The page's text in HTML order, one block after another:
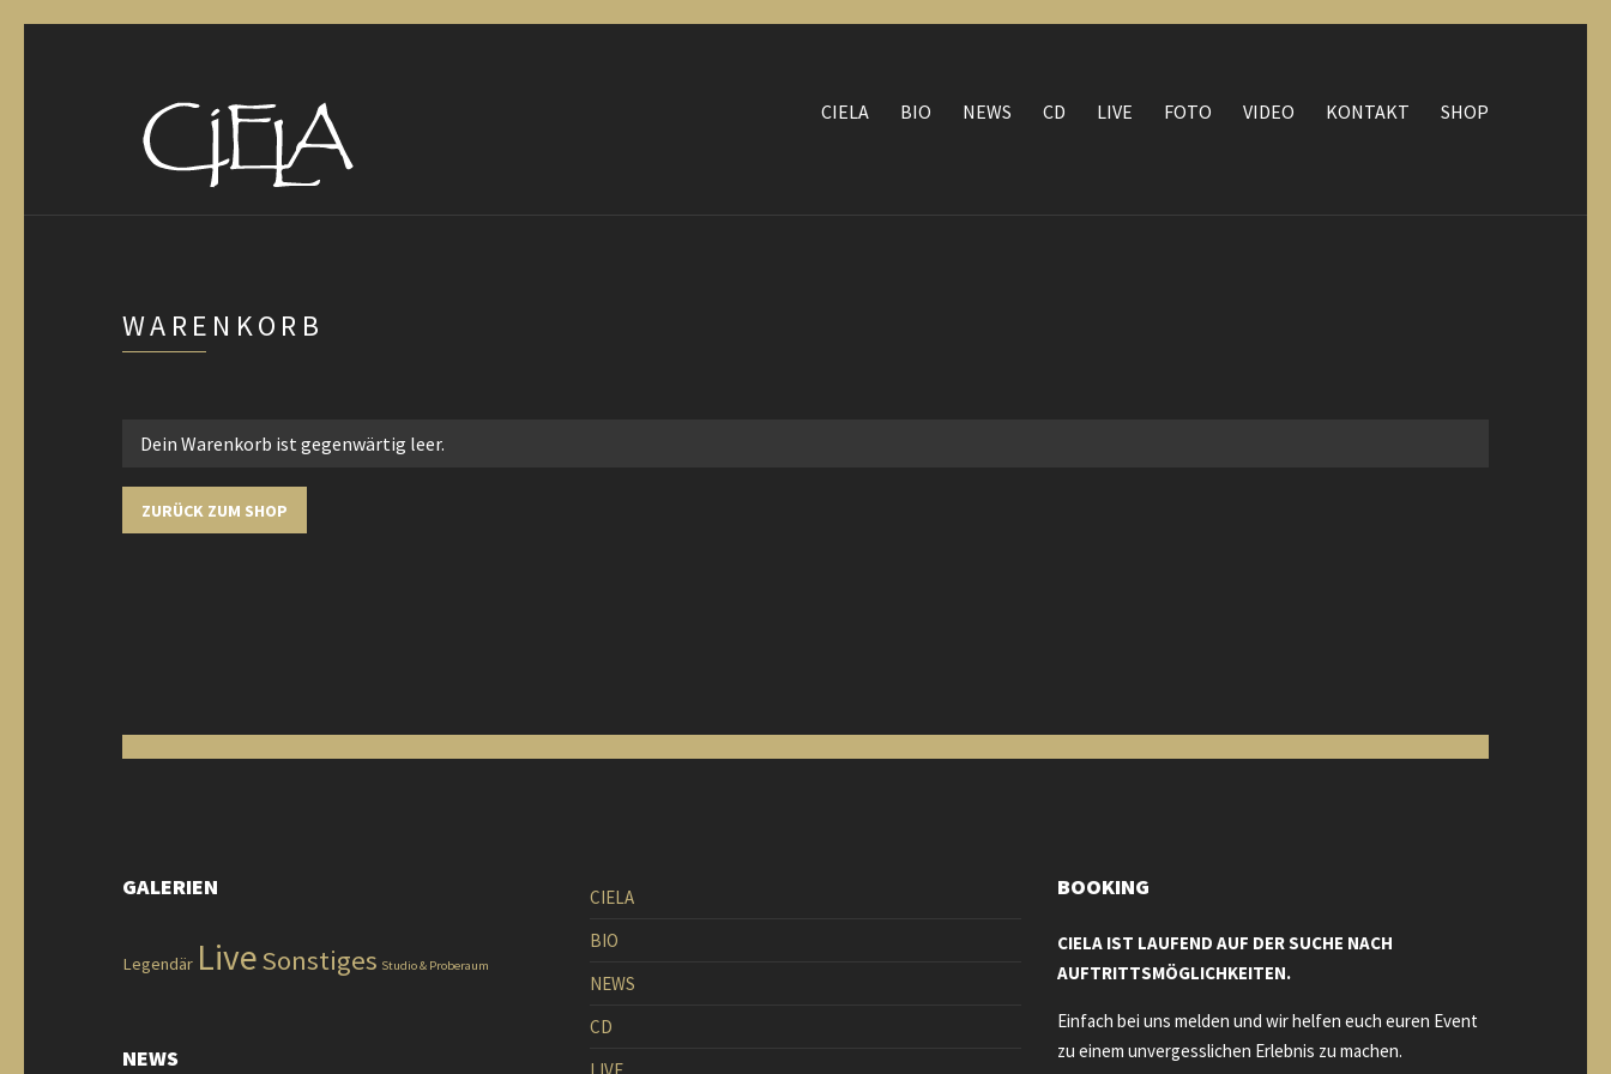
CIELA BIO NEWS CD LIVE FOTO VIDEO KONTAKT SHOP
WARENKORB
Dein Warenkorb ist gegenwärtig leer.
ZURÜCK ZUM SHOP
GALERIEN
Legendär LiveSonstiges Studio & Proberaum
NEWS
CIELA
BIO
NEWS
CD
BOOKING
CIELA IST LAUFEND AUF DER SUCHE NACH
AUFTRITTSMÖGLICHKEITEN.
Einfach bei uns melden und wir helfen euch euren Event
zu einem unvergesslichen Erlebnis zu machen.